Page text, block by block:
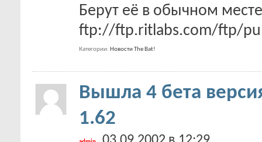
Берут её в обычном месте
ftp://ftp.ritlabs.com/ftp/
Категории Новости The Bat!
Вышла 4 бета
1.62